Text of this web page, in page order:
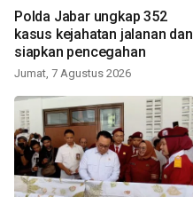
Polda Jabar ungkap 352
kasus kejahatan jalanan dan
siapkan pencegahan
Jumat, 7 Agustus 2026